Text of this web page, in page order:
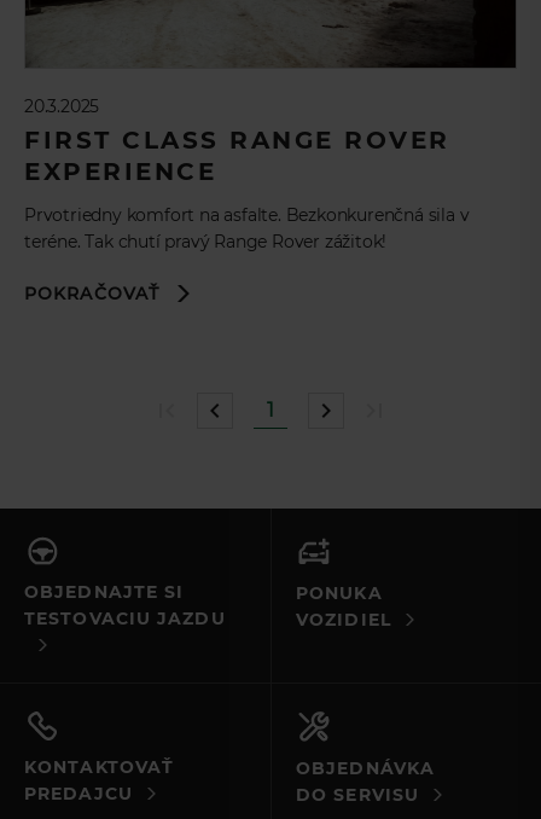
20.3.2025
FIRST CLASS RANGE ROVER
EXPERIENCE
Prvotriedny komfort na asfalte. Bezkonkurenčná sila v
teréne. Tak chutí pravý Range Rover zážitok!
POKRAČOVAŤ
1
OBJEDNAJTE SI
TESTOVACIU JAZDU
PONUKA
VOZIDIEL
KONTAKTOVAŤ
PREDAJCU
OBJEDNÁVKA
DO SERVISU